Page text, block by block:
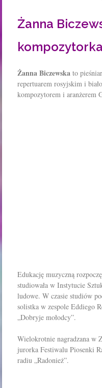
Żanna
kompozytorka
Żanna Biczewska to
repertuarem rosyjskim i
kompozytorem i aranżerem
Edukację muzyczną
studiowała w Instytucie
ludowe. W czasie studiów
solistka w zespole Eddiego
„Dobryje mołodcy”.
Wielokrotnie nagradzana w
jurorka Festiwalu Piosenki
radiu „Radonież”.